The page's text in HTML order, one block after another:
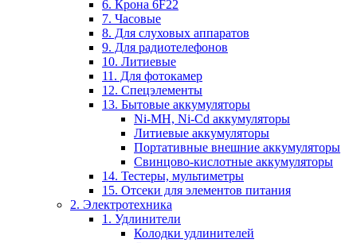
6. Крона 6F22
7. Часовые
8. Для слуховых аппаратов
9. Для радиотелефонов
10. Литиевые
11. Для фотокамер
12. Спецэлементы
13. Бытовые аккумуляторы
Ni-MH, Ni-Cd аккумуляторы
Литиевые аккумуляторы
Портативные внешние аккумуляторы
Свинцово-кислотные аккумуляторы
14. Тестеры, мультиметры
15. Отсеки для элементов питания
2. Электротехника
1. Удлинители
Колодки удлинителей